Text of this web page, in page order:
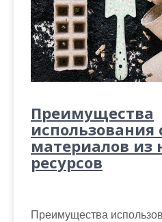
Преимущества
использования
материалов из
ресурсов
Преимущества